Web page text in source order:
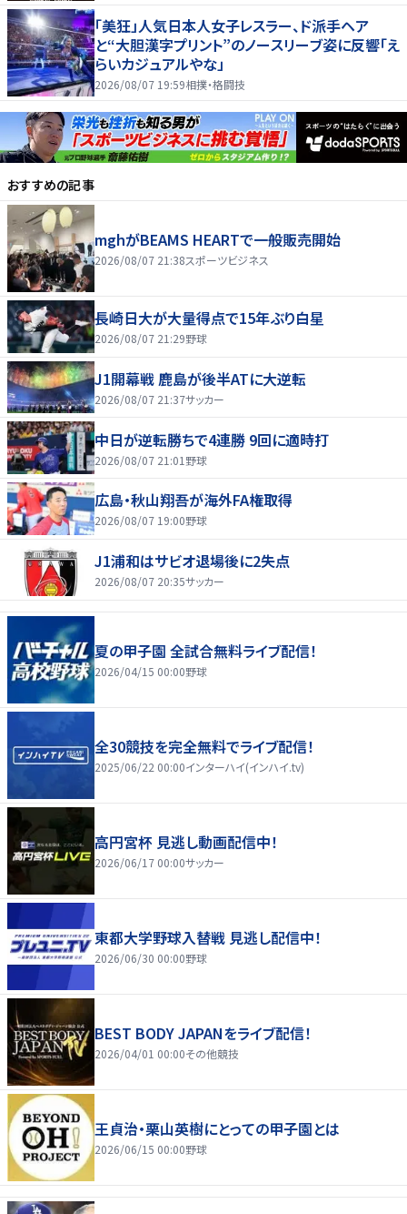
「美狂」人気日本人女子レスラー、ド派手ヘア
と“大胆漢字プリント”のノースリーブ姿に反響「え
らいカジュアルやな」
2026/08/07 19:59相撲・格闘技
おすすめの記事
mghがBEAMS HEARTで一般販売開始
2026/08/07 21:38スポーツビジネス
長崎日大が大量得点で15年ぶり白星
2026/08/07 21:29野球
J1開幕戦 鹿島が後半ATに大逆転
2026/08/07 21:37サッカー
中日が逆転勝ちで4連勝 9回に適時打
2026/08/07 21:01 野球
広島・秋山翔吾が海外FA権取得
2026/08/07 19:00野球
J1浦和はサビオ退場後に2失点
2026/08/07 20:35サッカー
夏の甲子園 全試合無料ライブ配信！
2026/04/15 00:00野球
全30競技を完全無料でライブ配信！
2025/06/22 00:00インターハイ(インハイ.tv)
高円宮杯 見逃し動画配信中！
2026/06/17 00:00サッカー
東都大学野球入替戦 見逃し配信中！
2026/06/30 00:00野球
BEST BODY JAPANをライブ配信！
2026/04/01 00:00その他競技
王貞治・栗山英樹にとっての甲子園とは
2026/06/15 00:00野球